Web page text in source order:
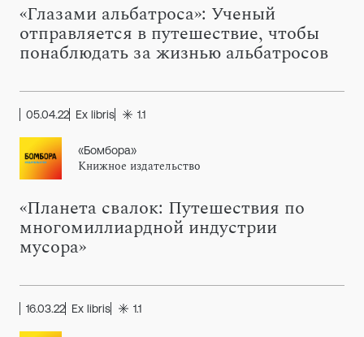
«Глазами альбатроса»: Ученый
отправляется в путешествие, чтобы
понаблюдать за жизнью альбатросов
05.04.22 Ex libris 1.1
«Бомбора»
Книжное издательство
«Планета свалок: Путешествия по
многомиллиардной индустрии
мусора»
16.03.22 Ex libris 1.1